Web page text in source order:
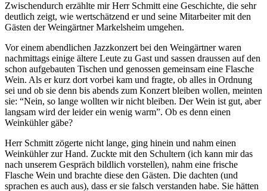
Zwischendurch erzählte mir Herr Schmitt eine Geschichte, die sehr
deutlich zeigt, wie wertschätzend er und seine Mitarbeiter mit den
Gästen der Weingärtner Markelsheim umgehen.
Vor einem abendlichen Jazzkonzert bei den Weingärtner waren
nachmittags einige ältere Leute zu Gast und sassen draussen auf den
schon aufgebauten Tischen und genossen gemeinsam eine Flasche
Wein. Als er kurz dort vorbei kam und fragte, ob alles in Ordnung
sei und ob sie denn bis abends zum Konzert bleiben wollen, meinten
sie: “Nein, so lange wollten wir nicht bleiben. Der Wein ist gut, aber
langsam wird der leider ein wenig warm”. Ob es denn einen
Weinkühler gäbe?
Herr Schmitt zögerte nicht lange, ging hinein und nahm einen
Weinkühler zur Hand. Zuckte mit den Schultern (ich kann mir das
nach unserem Gespräch bildlich vorstellen), nahm eine frische
Flasche Wein und brachte diese den Gästen. Die dachten (und
sprachen es auch aus), dass er sie falsch verstanden habe. Sie hätten